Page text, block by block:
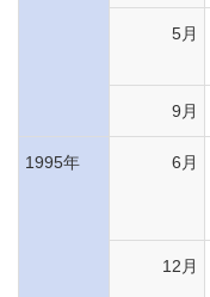
5月
9月
1995年 6月
12月